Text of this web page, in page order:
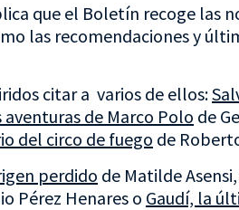
que el Boletín recoge las
las recomendaciones y
citar a varios de ellos:
aventuras de Marco Polo de
del circo de fuego de
perdido de Matilde Asensi,
Pérez Henares o Gaudí, la